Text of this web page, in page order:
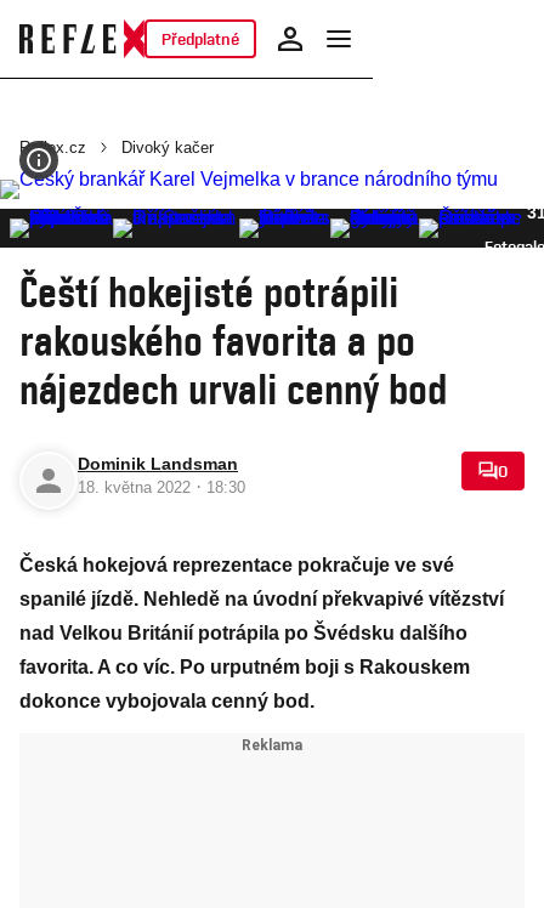
Předplatné
Reflex.cz Divoký kačer
Čeští hokejisté potrápili
rakouského favorita a po
nájezdech urvali cenný bod
Dominik Landsman
18. května 2022 · 18:30
0
Česká hokejová reprezentace pokračuje ve své
spanilé jízdě. Nehledě na úvodní překvapivé vítězství
nad Velkou Británií potrápila po Švédsku dalšího
favorita. A co víc. Po urputném boji s Rakouskem
dokonce vybojovala cenný bod.